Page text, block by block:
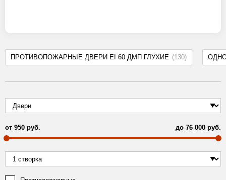
ПРОТИВОПОЖАРНЫЕ ДВЕРИ EI 60 ДМП ГЛУХИЕ (130)
от 950 руб. до 76 000 руб.